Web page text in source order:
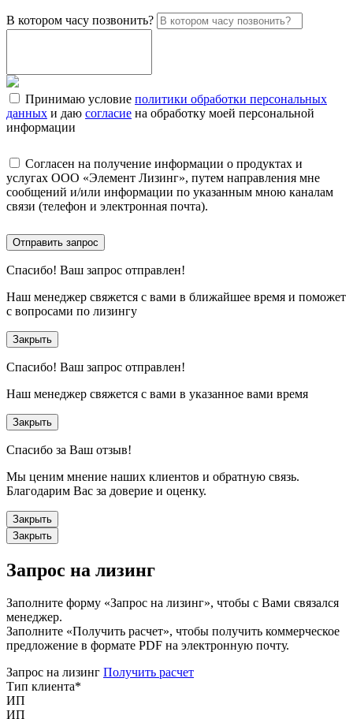
В котором часу позвонить?
Принимаю условие политики обработки персональных
данных и даю согласие на обработку моей персональной
информации
Согласен на получение информации о продуктах и
услугах ООО «Элемент Лизинг», путем направления мне
сообщений и/или информации по указанным мною каналам
связи (телефон и электронная почта).
Отправить запрос
Спасибо! Ваш запрос отправлен!
Наш менеджер свяжется с вами в ближайшее время и поможет
с вопросами по лизингу
Закрыть
Спасибо! Ваш запрос отправлен!
Наш менеджер свяжется с вами в указанное вами время
Закрыть
Спасибо за Ваш отзыв!
Мы ценим мнение наших клиентов и обратную связь.
Благодарим Вас за доверие и оценку.
Закрыть
Закрыть
Запрос на лизинг
Заполните форму «Запрос на лизинг», чтобы с Вами связался
менеджер.
Заполните «Получить расчет», чтобы получить коммерческое
предложение в формате PDF на электронную почту.
Запрос на лизинг Получить расчет
Тип клиента*
ИП
ИП